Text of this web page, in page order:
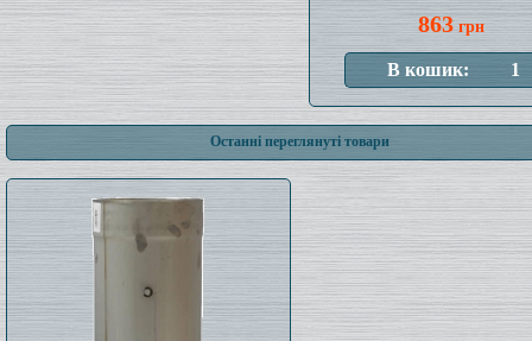
863 грн
Останні переглянуті товари